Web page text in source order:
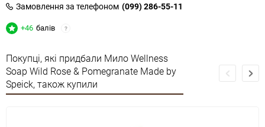
Замовлення за телефоном (099) 286-55-11
+46 балів ?
Покупці, які придбали Мило Wellness
Soap Wild Rose & Pomegranate Made by
Speick, також купили